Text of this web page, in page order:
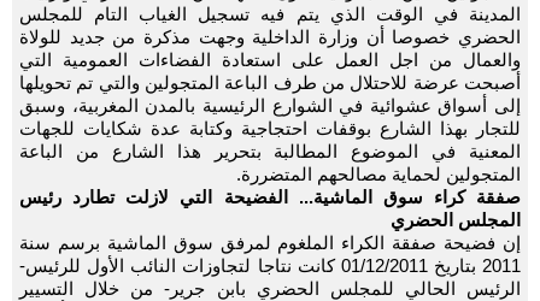
المدينة في الوقت الذي يتم فيه تسجيل الغياب التام للمجلس
الحضري خصوصا أن وزارة الداخلية وجهت مذكرة من جديد للولاة
والعمال من اجل العمل على استعادة الفضاءات العمومية التي
أصبحت عرضة للاحتلال من طرف الباعة المتجولين والتي تم تحويلها
إلى أسواق عشوائية في الشوارع الرئيسية بالمدن المغربية، وسبق
للتجار بهذا الشارع بوقفات احتجاجية وكتابة عدة شكايات للجهات
المعنية في الموضوع المطالبة بتحرير هذا الشارع من الباعة
المتجولين لحماية مصالحهم المتضررة.
صفقة كراء سوق الماشية... الفضيحة التي لازلت تطارد رئيس
المجلس الحضري
إن فضيحة صفقة الكراء الملغوم لمرفق سوق الماشية برسم سنة
2011 بتاريخ 01/12/2011 كانت نتاجا لتجاوزات النائب الأول للرئيس-
الرئيس الحالي للمجلس الحضري بابن جرير- من خلال التسيير